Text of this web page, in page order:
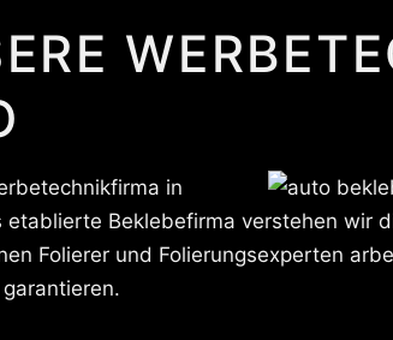
in
Beklebefirma verstehen wir
Folierer und Folierungsexperten